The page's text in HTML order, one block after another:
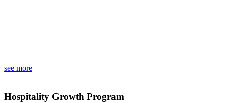
see more
Hospitality Growth Program